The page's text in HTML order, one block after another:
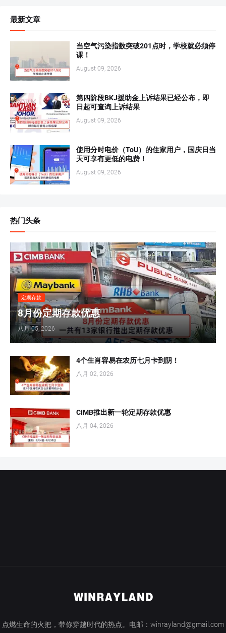
最新文章
当空气污染指数突破201点时，学校就必须停
课！
August 09, 2026
第四阶段BKJ援助金上诉结果已经公布，即
日起可查询上诉结果
August 09, 2026
使用分时电价（ToU）的住家用户，国庆日当
天可享有更低的电费！
August 09, 2026
热门头条
定期存款
8月份定期存款优惠
八月 05, 2026
4个生肖容易在农历七月卡到阴！
八月 02, 2026
CIMB推出新一轮定期存款优惠
八月 04, 2026
点燃生命的火把，带你穿越时代的热点。电邮：winrayland@gmail.com